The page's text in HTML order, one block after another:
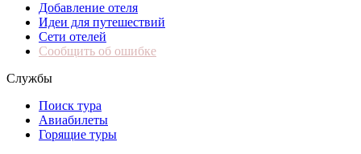
Добавление отеля
Идеи для путешествий
Сети отелей
Сообщить об ошибке
Службы
Поиск тура
Авиабилеты
Горящие туры